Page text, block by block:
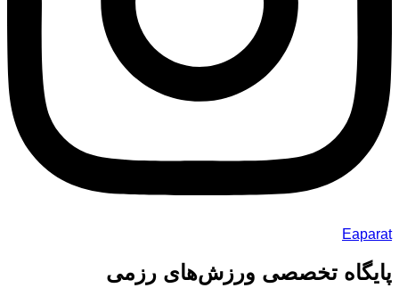
Eaparat
پایگاه تخصصی ورزش‌های رزمی